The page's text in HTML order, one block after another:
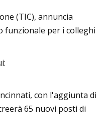
(TIC), annuncia
funzionale per i colleghi
con l'aggiunta di
65 nuovi posti di